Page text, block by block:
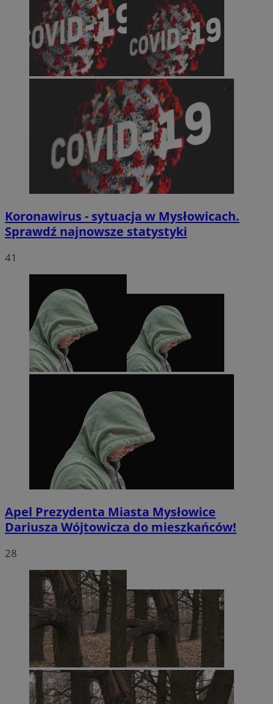
Koronawirus - sytuacja w Mysłowicach.
Sprawdź najnowsze statystyki
41
Apel Prezydenta Miasta Mysłowice
Dariusza Wójtowicza do mieszkańców!
28